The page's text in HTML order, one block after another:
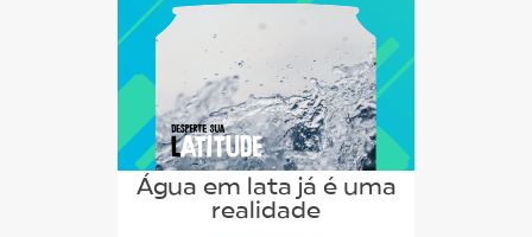
Água em lata já é uma
realidade